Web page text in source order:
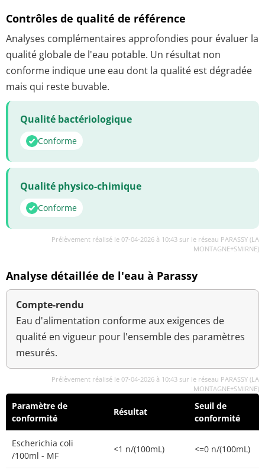
Contrôles de qualité de référence
Analyses complémentaires approfondies pour évaluer la
qualité globale de l'eau potable. Un résultat non
conforme indique une eau dont la qualité est dégradée
mais qui reste buvable.
Qualité bactériologique
Conforme
Qualité physico-chimique
Conforme
Prélèvement réalisé le 07-04-2026 à 10:43 sur le réseau PARASSY (LA
MONTAGNE+SMIRNE)
Analyse détaillée de l'eau à Parassy
Compte-rendu
Eau d'alimentation conforme aux exigences de
qualité en vigueur pour l'ensemble des paramètres
mesurés.
Prélèvement réalisé le 07-04-2026 à 10:43 sur le réseau PARASSY (LA
MONTAGNE+SMIRNE)
Paramètre de
conformité
Résultat
Seuil de
conformité
Escherichia coli
/100ml - MF
<1 n/(100mL) <=0 n/(100mL)